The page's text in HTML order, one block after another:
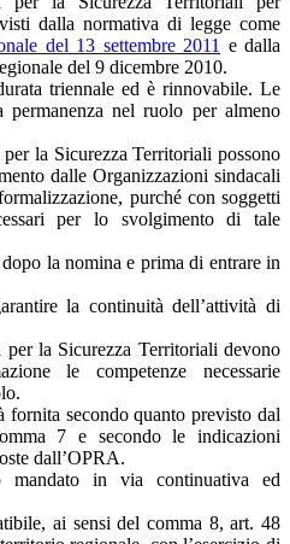
dalla normativa di legge come
del 13 settembre 2011 e dalla
del 9 dicembre 2010.
triennale ed è rinnovabile. Le
permanenza nel ruolo per almeno
la Sicurezza Territoriali possono
dalle Organizzazioni sindacali
purché con soggetti
per lo svolgimento di tale
la nomina e prima di entrare in
la continuità dell’attività di
la Sicurezza Territoriali devono
le competenze necessarie
secondo quanto previsto dal
7 e secondo le indicazioni
dall’OPRA.
in via continuativa ed
ai sensi del comma 8, art. 48